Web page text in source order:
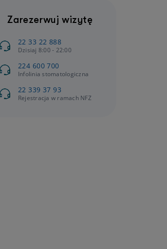
Zarezerwuj wizytę
22 33 22 888
Dzisiaj 8:00 - 22:00
224 600 700
Infolinia stomatologiczna
22 339 37 93
Rejestracja w ramach NFZ